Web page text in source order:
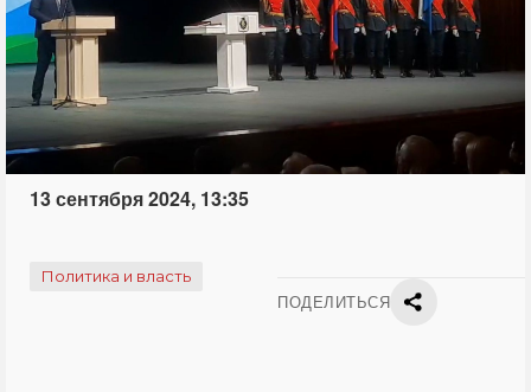
13 сентября 2024, 13:35
Политика и власть
ПОДЕЛИТЬСЯ